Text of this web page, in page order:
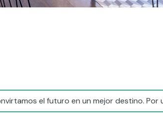
el futuro en un mejor destino. Por